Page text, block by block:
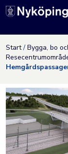
Start Bygga, bo